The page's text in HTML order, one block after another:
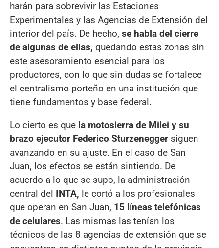
harán para sobrevivir las Estaciones
Experimentales y las Agencias de Extensión del
interior del país. De hecho, se habla del cierre
de algunas de ellas, quedando estas zonas sin
este asesoramiento esencial para los
productores, con lo que sin dudas se fortalece
el centralismo porteño en una institución que
tiene fundamentos y base federal.
Lo cierto es que la motosierra de Milei y su
brazo ejecutor Federico Sturzenegger siguen
avanzando en su ajuste. En el caso de San
Juan, los efectos se están sintiendo. De
acuerdo a lo que se supo, la administración
central del INTA, le cortó a los profesionales
que operan en San Juan, 15 líneas telefónicas
de celulares. Las mismas las tenían los
técnicos de las 8 agencias de extensión que se